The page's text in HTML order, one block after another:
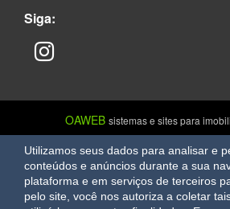
Utilizamos seus dados para analisar e
conteúdos e anúncios durante a sua
plataforma e em serviços de terceiros
pelo site, você nos autoriza a coletar
Siga:
OAWEB sistemas e sites para